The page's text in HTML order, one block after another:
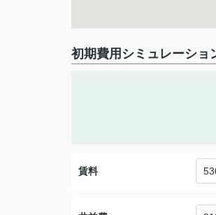
初期費用シミュレーショ
賃料